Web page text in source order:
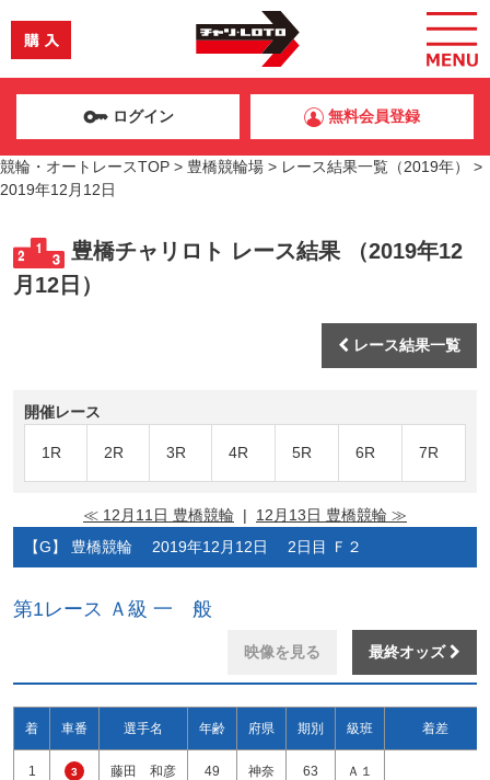
ログイン 無料会員登録
競輪・オートレースTOP > 豊橋競輪場 > レース結果一覧（2019年）
>
2019年12月12日
豊橋チャリロト レース結果 （2019年12
月12日）
レース結果一覧
開催レース
1R 2R 3R 4R 5R 6R 7R
≪ 12月11日 豊橋競輪 | 12月13日 豊橋競輪 ≫
【G】 豊橋競輪 2019年12月12日 2日目 Ｆ２
第1レース Ａ級 一 般
映像を見る 最終オッズ
着 車番 選手名 年齢 府県 期別 級班 着差
1 3 藤田 和彦 49 神奈 63 Ａ１